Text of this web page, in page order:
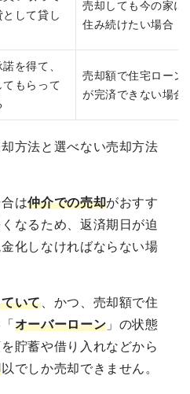
として貸し
売却しても今の家に
住み続けたい場合
を得て、
もらって
売却額で住宅ローン
が完済できない場合
方法と選べない売却方法
は仲介での売却がおすす
なるため、返済期日が迫
化しなければならない場
いて、かつ、売却額で住
オーバーローン 」の状態
貯蓄や借り入れなどから
以でしか売却できません。